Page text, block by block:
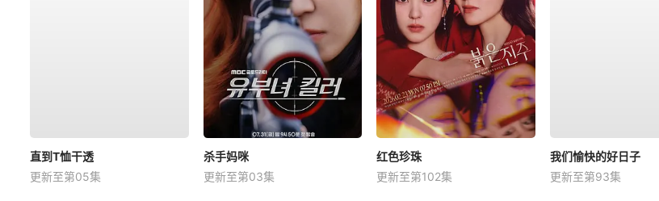
直到T恤干透
更新至第05集
杀手妈咪
更新至第03集
红色珍珠
更新至第102集
我们愉快的好日子
更新至第93集